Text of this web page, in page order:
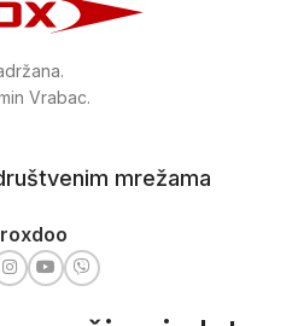
Vrabac.
mrežama